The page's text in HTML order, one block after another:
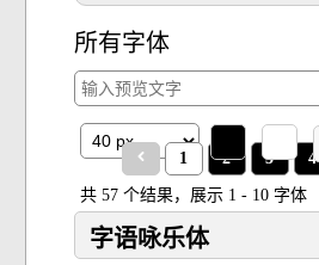
所有字体
1
2 3 4
共 57 个结果，展示 1 - 10 字体
字语咏乐体